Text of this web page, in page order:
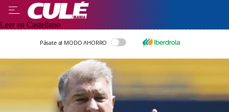
Leer en Castellano
Pásate al MODO AHORRO